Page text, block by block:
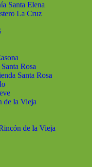
Santa Elena
La Cruz
Rosa
Santa Rosa
de la Vieja
de la Vieja